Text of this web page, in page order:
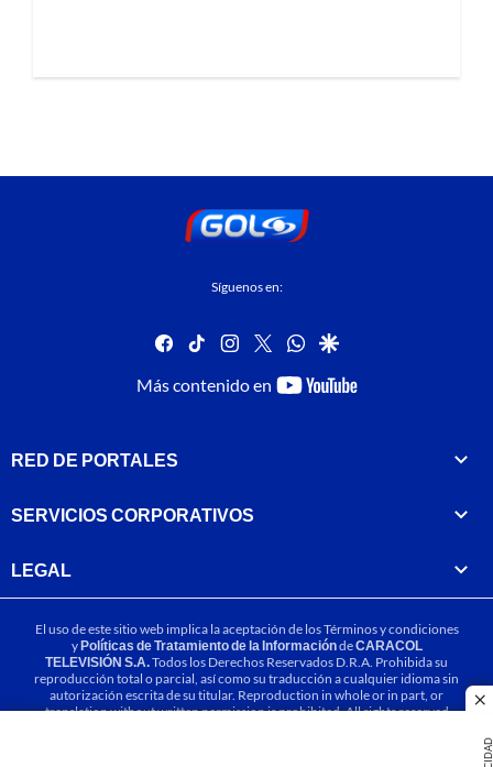
Síguenos en:
facebook
tiktok instagram
twitterwhatsapp
google
Más contenido en
youtube-
RED DE PORTALES
SERVICIOS CORPORATIVOS
LEGAL
El uso de este sitio web implica la aceptación de losTérminos y condiciones
yPolíticas de Tratamiento de la InformacióndeCARACOL
TELEVISIÓN S.A.Todos los Derechos Reservados D.R.A. Prohibida su
reproducción total o parcial, así como su traducción a cualquier idioma sin
autorización escrita de su titular. Reproduction in whole or in part, or
translation without written permission is prohibited. All rights reserved